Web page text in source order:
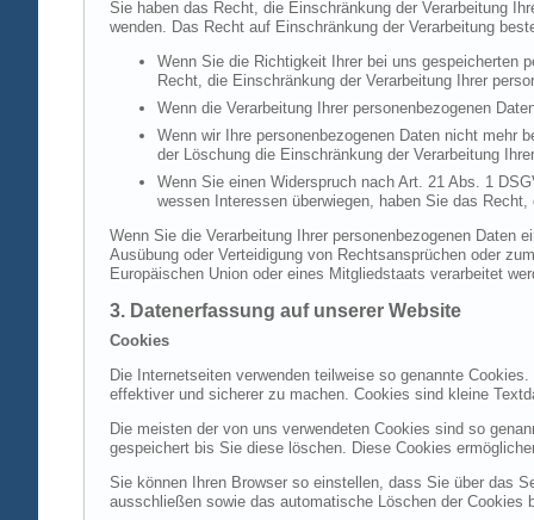
Sie haben das Recht, die Einschränkung der Verarbeitung
wenden. Das Recht auf Einschränkung der Verarbeitung
Wenn Sie die Richtigkeit Ihrer bei uns gespeicherten
Recht, die Einschränkung der Verarbeitung Ihrer
Wenn die Verarbeitung Ihrer personenbezogenen
Wenn wir Ihre personenbezogenen Daten nicht mehr
der Löschung die Einschränkung der Verarbeitung
Wenn Sie einen Widerspruch nach Art. 21 Abs. 1
wessen Interessen überwiegen, haben Sie das
Wenn Sie die Verarbeitung Ihrer personenbezogenen Daten
Ausübung oder Verteidigung von Rechtsansprüchen oder
Europäischen Union oder eines Mitgliedstaats verarbeitet
3. Datenerfassung auf unserer Website
Cookies
Die Internetseiten verwenden teilweise so genannte
effektiver und sicherer zu machen. Cookies sind kleine
Die meisten der von uns verwendeten Cookies sind so
gespeichert bis Sie diese löschen. Diese Cookies
Sie können Ihren Browser so einstellen, dass Sie über das
ausschließen sowie das automatische Löschen der